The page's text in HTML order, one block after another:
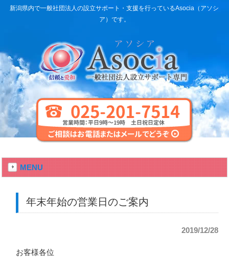
新潟県内で一般社団法人の設立サポート・支援を行っているAsocia（アソシ
ア）です。
MENU
年末年始の営業日のご案内
2019/12/28
お客様各位